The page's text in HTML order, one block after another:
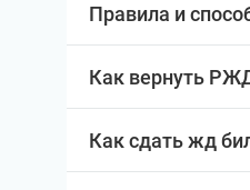
Правила и
Как вернуть
Как сдать жд